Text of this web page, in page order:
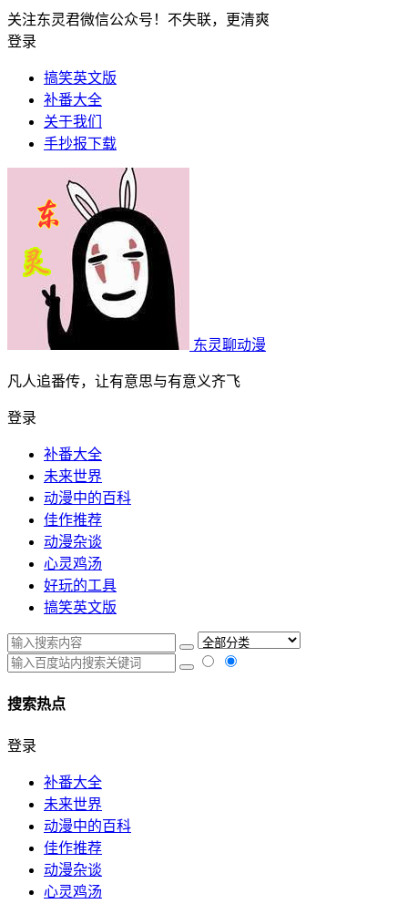
关注东灵君微信公众号！不失联，更清爽
登录
搞笑英文版
补番大全
关于我们
手抄报下载
东灵聊动漫
凡人追番传，让有意思与有意义齐飞
登录
补番大全
未来世界
动漫中的百科
佳作推荐
动漫杂谈
心灵鸡汤
好玩的工具
搞笑英文版
搜索热点
登录
补番大全
未来世界
动漫中的百科
佳作推荐
动漫杂谈
心灵鸡汤